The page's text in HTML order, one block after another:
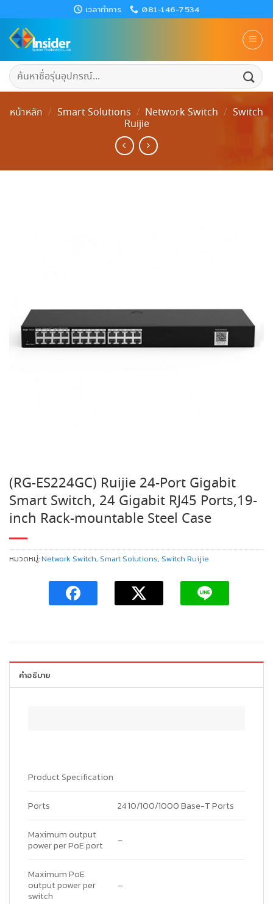
to
content
เวลาทำการ 081-146-7534
ค้นหา:
หน้าหลัก / Smart Solutions / Network Switch / Switch
Ruijie
(RG-ES224GC) Ruijie 24-Port Gigabit
Smart Switch, 24 Gigabit RJ45 Ports,19-
inch Rack-mountable Steel Case
หมวดหมู่:Network Switch, Smart Solutions, Switch Ruijie
คำอธิบาย
Product Specification
Ports 24 10/100/1000 Base-T Ports
Maximum output
power per PoE port
–
Maximum PoE
output power per
switch
–